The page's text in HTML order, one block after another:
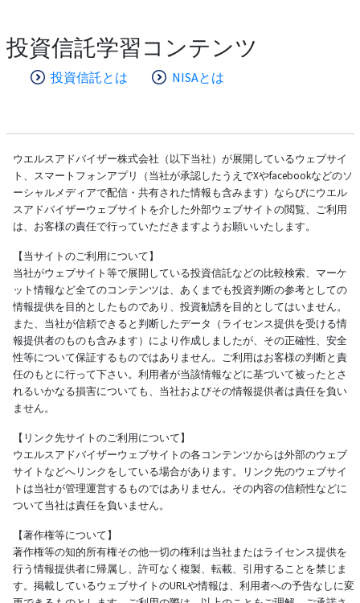
投資信託学習コンテンツ
投資信託とは NISAとは
ウエルスアドバイザー株式会社（以下当社）が展開しているウェブサイ
ト、スマートフォンアプリ（当社が承認したうえでXやfacebookなどのソ
ーシャルメディアで配信・共有された情報も含みます）ならびにウエル
スアドバイザーウェブサイトを介した外部ウェブサイトの閲覧、ご利用
は、お客様の責任で行っていただきますようお願いいたします。
【当サイトのご利用について】
当社がウェブサイト等で展開している投資信託などの比較検索、マーケ
ット情報など全てのコンテンツは、あくまでも投資判断の参考としての
情報提供を目的としたものであり、投資勧誘を目的としてはいません。
また、当社が信頼できると判断したデータ（ライセンス提供を受ける情
報提供者のものも含みます）により作成しましたが、その正確性、安全
性等について保証するものではありません。ご利用はお客様の判断と責
任のもとに行って下さい。利用者が当該情報などに基づいて被ったとさ
れるいかなる損害についても、当社およびその情報提供者は責任を負い
ません。
【リンク先サイトのご利用について】
ウエルスアドバイザーウェブサイトの各コンテンツからは外部のウェブ
サイトなどへリンクをしている場合があります。リンク先のウェブサイ
トは当社が管理運営するものではありません。その内容の信頼性などに
ついて当社は責任を負いません。
【著作権等について】
著作権等の知的所有権その他一切の権利は当社またはライセンス提供を
行う情報提供者に帰属し、許可なく複製、転載、引用することを禁じま
す。掲載しているウェブサイトのURLや情報は、利用者への予告なしに変